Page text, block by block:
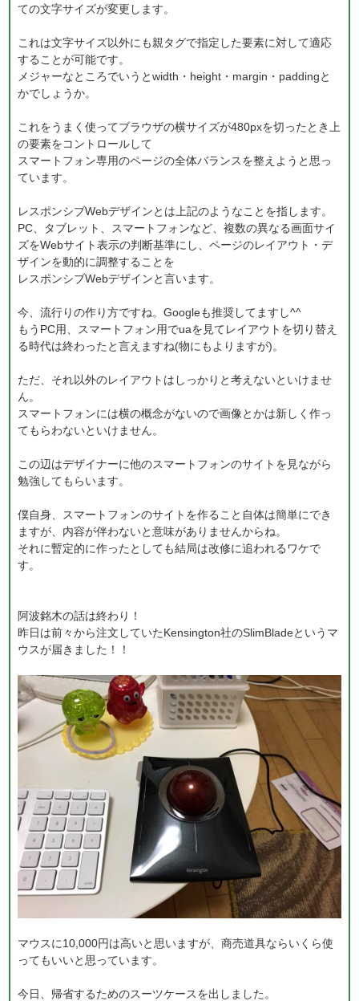
ての文字サイズが変更します。
これは文字サイズ以外にも親タグで指定した要素に対して適応
することが可能です。
メジャーなところでいうとwidth・height・margin・paddingと
かでしょうか。
これをうまく使ってブラウザの横サイズが480pxを切ったとき上
の要素をコントロールして
スマートフォン専用のページの全体バランスを整えようと思っ
ています。
レスポンシブWebデザインとは上記のようなことを指します。
PC、タブレット、スマートフォンなど、複数の異なる画面サイ
ズをWebサイト表示の判断基準にし、ページのレイアウト・デ
ザインを動的に調整することを
レスポンシブWebデザインと言います。
今、流行りの作り方ですね。Googleも推奨してますし^^
もうPC用、スマートフォン用でuaを見てレイアウトを切り替え
る時代は終わったと言えますね(物にもよりますが)。
ただ、それ以外のレイアウトはしっかりと考えないといけませ
ん。
スマートフォンには横の概念がないので画像とかは新しく作っ
てもらわないといけません。
この辺はデザイナーに他のスマートフォンのサイトを見ながら
勉強してもらいます。
僕自身、スマートフォンのサイトを作ること自体は簡単にでき
ますが、内容が伴わないと意味がありませんからね。
それに暫定的に作ったとしても結局は改修に追われるワケで
す。
阿波銘木の話は終わり！
昨日は前々から注文していたKensington社のSlimBladeというマ
ウスが届きました！！
マウスに10,000円は高いと思いますが、商売道具ならいくら使
ってもいいと思っています。
今日、帰省するためのスーツケースを出しました。